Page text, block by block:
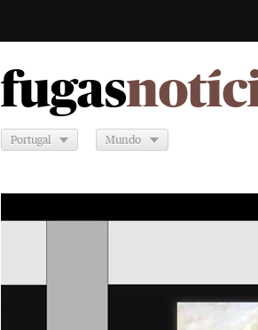
fugas
Portugal Mundo